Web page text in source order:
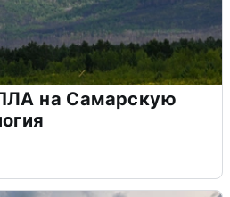
на Самарскую